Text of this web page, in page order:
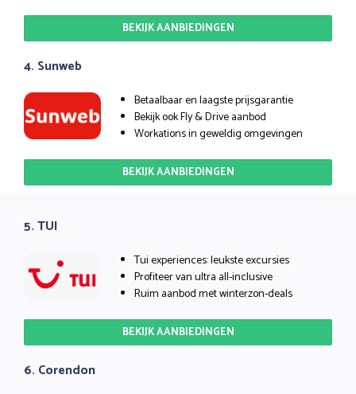
BEKIJK AANBIEDINGEN
4. Sunweb
Betaalbaar en laagste prijsgarantie
Bekijk ook Fly & Drive aanbod
Workations in geweldig omgevingen
BEKIJK AANBIEDINGEN
5. TUI
Tui experiences: leukste excursies
Profiteer van ultra all-inclusive
Ruim aanbod met winterzon-deals
BEKIJK AANBIEDINGEN
6. Corendon